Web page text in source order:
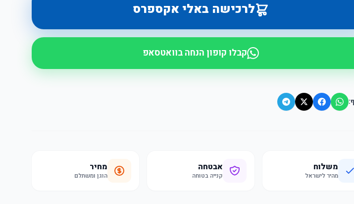
לרכישה באלי אקספרס
קבלו קופון הנחה בוואטסאפ
משלוח
מהיר לישראל
אבטחה
קנייה בטוחה
מחיר
הוגן ומשתלם